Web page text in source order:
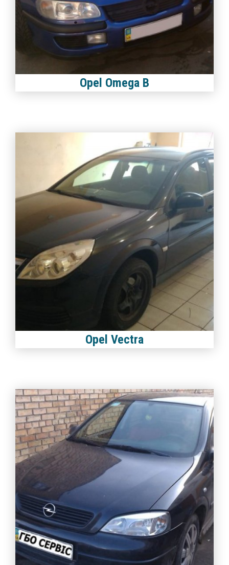
Opel Omega B
Opel Vectra